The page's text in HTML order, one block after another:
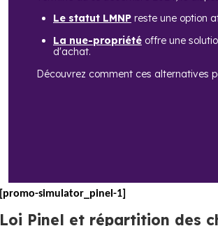
Le statut LMNP reste une option
La nue-propriété offre une
d'achat.
Découvrez comment ces alternatives
[promo-simulator_pinel-1]
Loi Pinel et répartition des